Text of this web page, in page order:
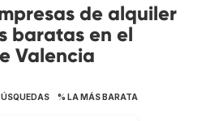
de alquiler
baratas en el
Valencia
% LA MÁS BARATA